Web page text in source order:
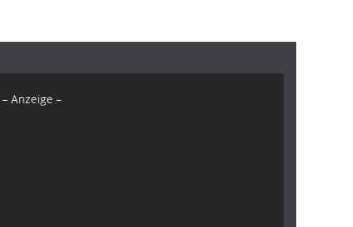
– Anzeige –